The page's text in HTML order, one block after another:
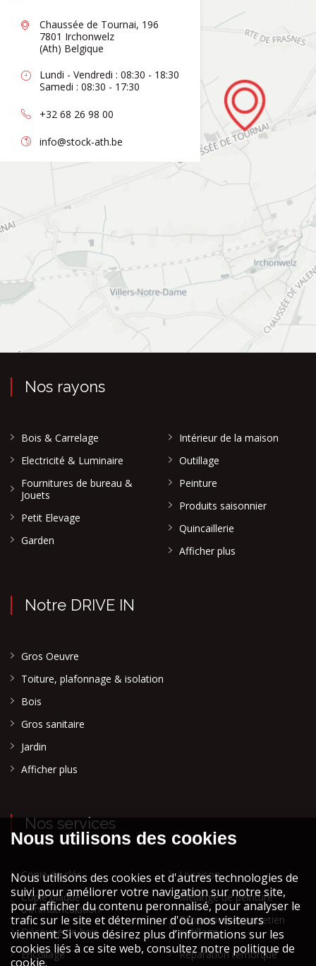
Chaussée de Tournai, 196
7801 Irchonwelz
(Ath) Belgique
Lundi - Vendredi : 08:30 - 18:30
Samedi : 08:30 - 17:30
+32 68 26 98 00
info@stock-ath.be
Nos rayons
Bois & Carrelage
Electricité & Luminaire
Fournitures de bureau &
Jouets
Petit Elevage
Garden
Intérieur de la maison
Outillage
Peinture
Produits saisonnier
Quincaillerie
Afficher plus
Notre DRIVE IN
Gros Oeuvre
Toiture, plafonnage & isolation
Bois
Gros sanitaire
Jardin
Afficher plus
Nos services
Copie de clés
Copie plaque
d'immatriculation
Découpe de bois
Encollage
Livraison
Mélange de peinture
Réparation et entretien
outillage
Réparation remorque